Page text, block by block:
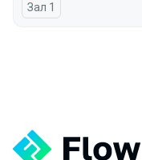
Зал 1